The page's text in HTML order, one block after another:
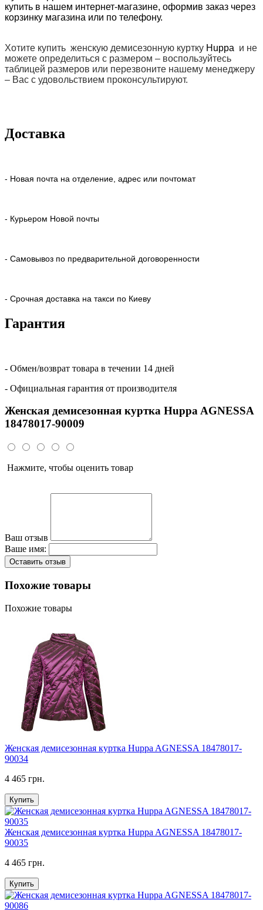
купить в нашем интернет-магазине, оформив заказ через
корзинку магазина или по телефону.
Хотите купить женскую демисезонную куртку Huppa и не
можете определиться с размером – воспользуйтесь
таблицей размеров или перезвоните нашему менеджеру
– Вас с удовольствием проконсультируют.
Доставка
- Новая почта на отделение, адрес или почтомат
- Курьером Новой почты
- Самовывоз по предварительной договоренности
- Срочная доставка на такси по Киеву
Гарантия
- Обмен/возврат товара в течении 14 дней
- Официальная гарантия от производителя
Женская демисезонная куртка Huppa AGNESSA
18478017-90009
Нажмите, чтобы оценить товар
Ваш отзыв
Ваше имя:
Оставить отзыв
Похожие товары
Похожие товары
Женская демисезонная куртка Huppa AGNESSA 18478017-
90034
4 465 грн.
Купить
Женская демисезонная куртка Huppa AGNESSA 18478017-
90035
4 465 грн.
Купить